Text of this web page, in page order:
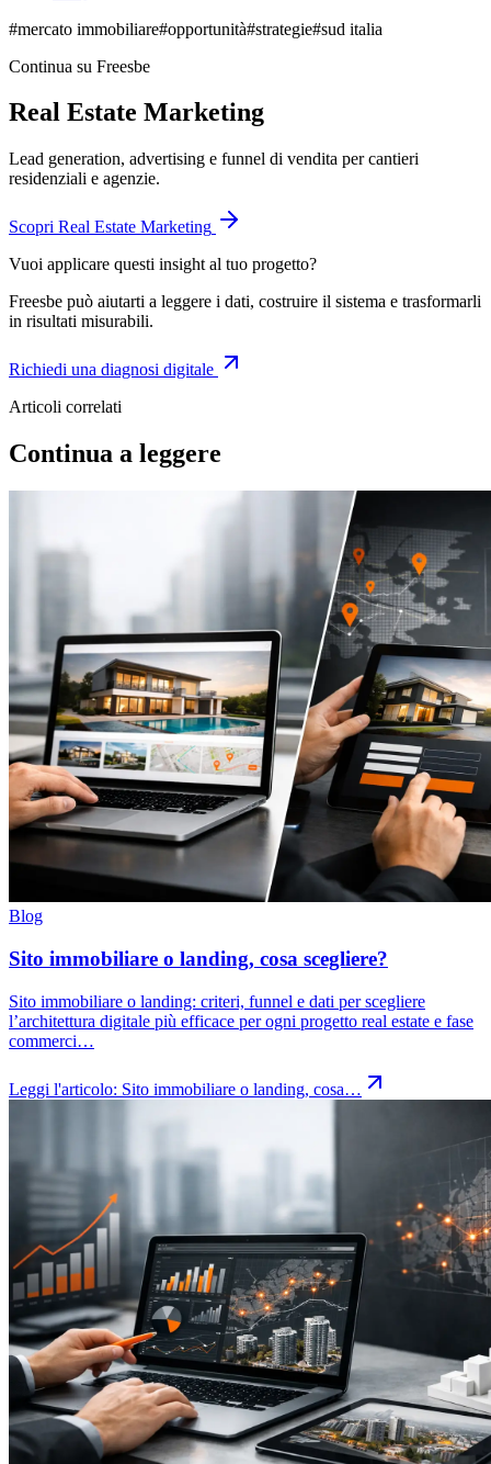
#mercato immobiliare#opportunità#strategie#sud italia
Continua su Freesbe
Real Estate Marketing
Lead generation, advertising e funnel di vendita per cantieri
residenziali e agenzie.
Scopri Real Estate Marketing
Vuoi applicare questi insight al tuo progetto?
Freesbe può aiutarti a leggere i dati, costruire il sistema e trasformarli
in risultati misurabili.
Richiedi una diagnosi digitale
Articoli correlati
Continua a leggere
Blog
Sito immobiliare o landing, cosa scegliere?
Sito immobiliare o landing: criteri, funnel e dati per scegliere
l’architettura digitale più efficace per ogni progetto real estate e fase
commerci…
Leggi l'articolo: Sito immobiliare o landing, cosa…